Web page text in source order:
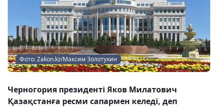
Фото: Zakon.kz/Максим Золотухин
Черногория президенті Яков Милатович
Қазақстанға ресми сапармен келеді, деп